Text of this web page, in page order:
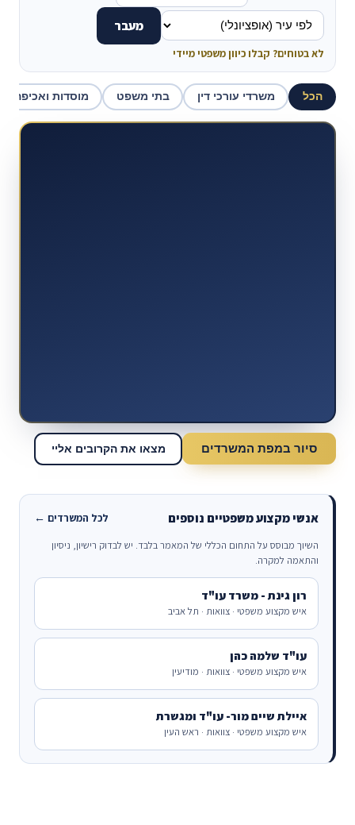
מעבר
לא בטוחים? קבלו כיוון משפטי מיידי
הכל משרדי עורכי דין בתי משפט מוסדות ואכיפה
סיור במפת המשרדים מצאו את הקרובים אליי
אנשי מקצוע משפטיים נוספים לכל המשרדים ←
השיוך מבוסס על התחום הכללי של המאמר בלבד. יש לבדוק רישיון, ניסיון
והתאמה למקרה.
רון גינת - משרד עו"ד
איש מקצוע משפטי · צוואות · תל אביב
עו"ד שלמה כהן
איש מקצוע משפטי · צוואות · מודיעין
איילת שיים מור- עו"ד ומגשרת
איש מקצוע משפטי · צוואות · ראש העין